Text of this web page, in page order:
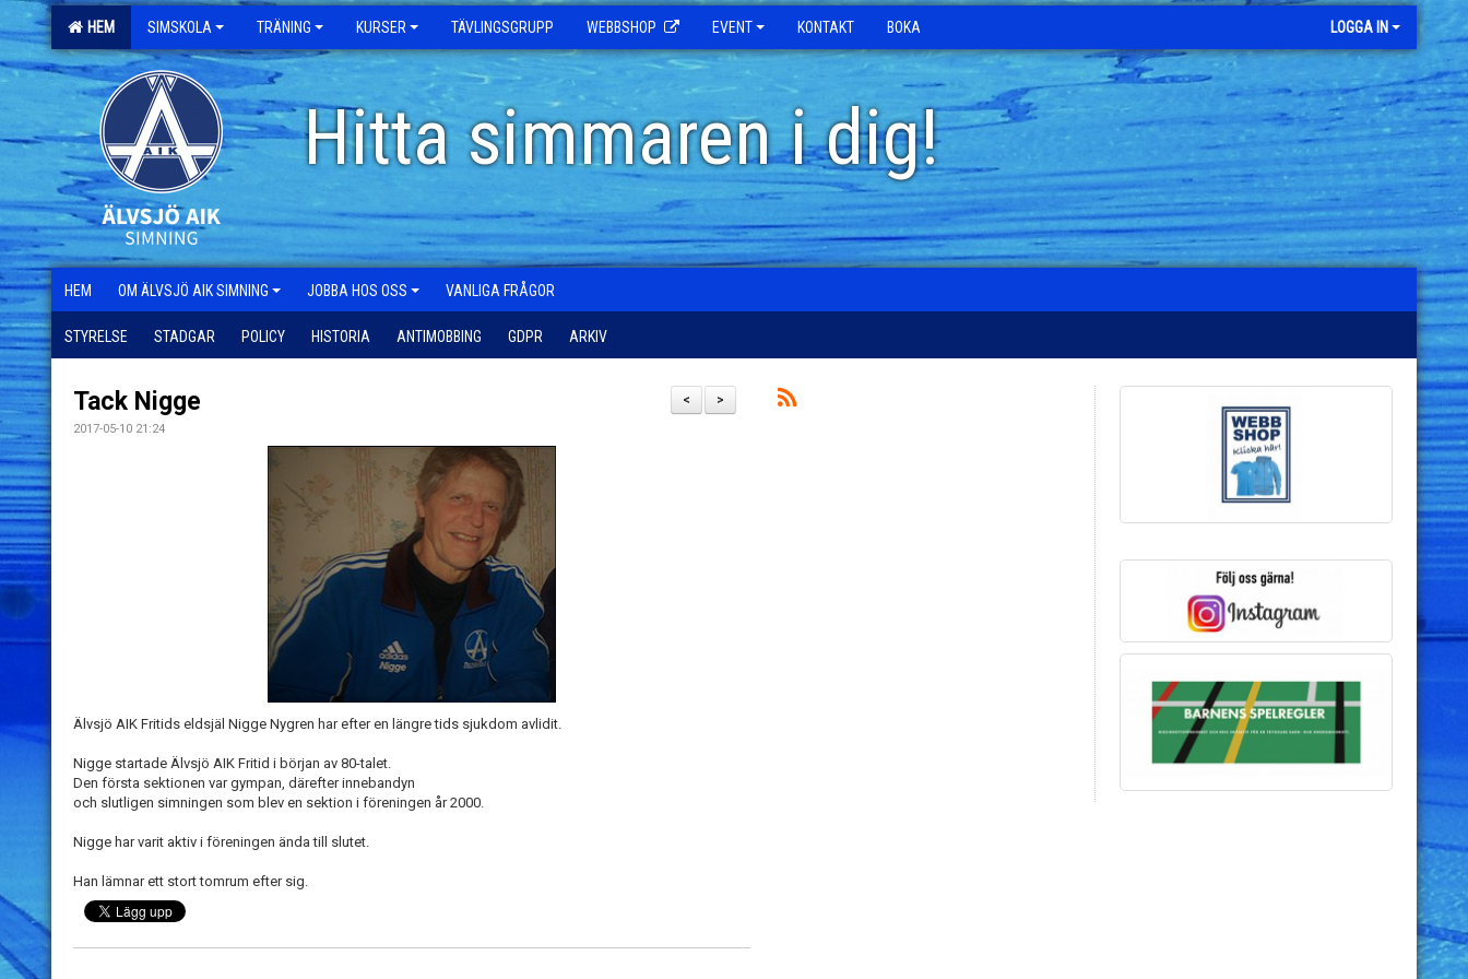
HEM SIMSKOLA TRÄNING KURSER TÄVLINGSGRUPP WEBBSHOP EVENT KONTAKT BOKA LOGGA IN
Hitta simmaren i dig!
HEM OM ÄLVSJÖ AIK SIMNING JOBBA HOS OSS VANLIGA FRÅGOR
STYRELSE STADGAR POLICY HISTORIA ANTIMOBBING GDPR ARKIV
>
<
Tack Nigge
2017-05-10 21:24
Älvsjö AIK Fritids eldsjäl Nigge Nygren har efter en längre tids sjukdom avlidit.
Nigge startade Älvsjö AIK Fritid i början av 80-talet.
Den första sektionen var gympan, därefter innebandyn
och slutligen simningen som blev en sektion i föreningen år 2000.
Nigge har varit aktiv i föreningen ända till slutet.
Han lämnar ett stort tomrum efter sig.